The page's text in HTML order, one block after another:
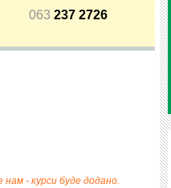
НЕЩАСНИХ ВИПАДКІВ
063 237 2726
- курси буде додано.